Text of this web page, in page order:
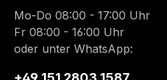
Mo-Do 08:00 - 17:00 Uhr
Fr 08:00 - 16:00 Uhr
oder unter WhatsApp: